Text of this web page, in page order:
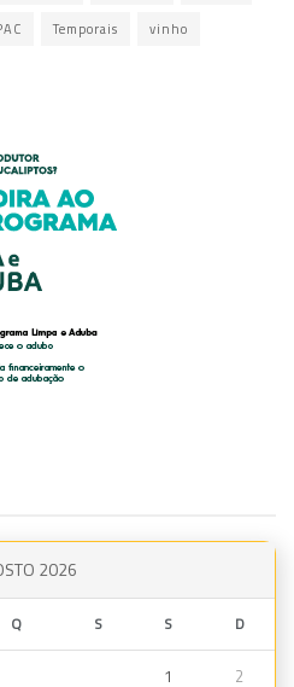
Temporais vinho
2026
Q S S D
1 2